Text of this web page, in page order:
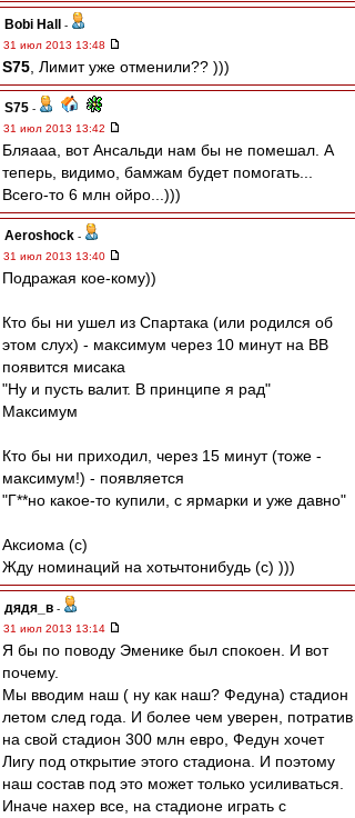
Bobi Hall
-
31 июл 2013 13:48
S75 , Лимит уже отменили?? )))
S75 -
31 июл 2013 13:42
Бляааа, вот Ансальди нам бы не помешал. А
теперь, видимо, бамжам будет помогать...
Всего-то 6 млн ойро...)))
Aeroshock -
31 июл 2013 13:40
Подражая кое-кому))
Кто бы ни ушел из Спартака (или родился об
этом слух) - максимум через 10 минут на ВВ
появится мисака
"Ну и пусть валит. В принципе я рад"
Максимум
Кто бы ни приходил, через 15 минут (тоже -
максимум!) - появляется
"Г**но какое-то купили, с ярмарки и уже давно"
Аксиома (с)
Жду номинаций на хотьчтонибудь (с) )))
дядя_в -
31 июл 2013 13:14
Я бы по поводу Эменике был спокоен. И вот
почему.
Мы вводим наш ( ну как наш? Федуна) стадион
летом след года. И более чем уверен, потратив
на свой стадион 300 млн евро, Федун хочет
Лигу под открытие этого стадиона. И поэтому
наш состав под это может только усиливаться.
Иначе нахер все, на стадионе играть с